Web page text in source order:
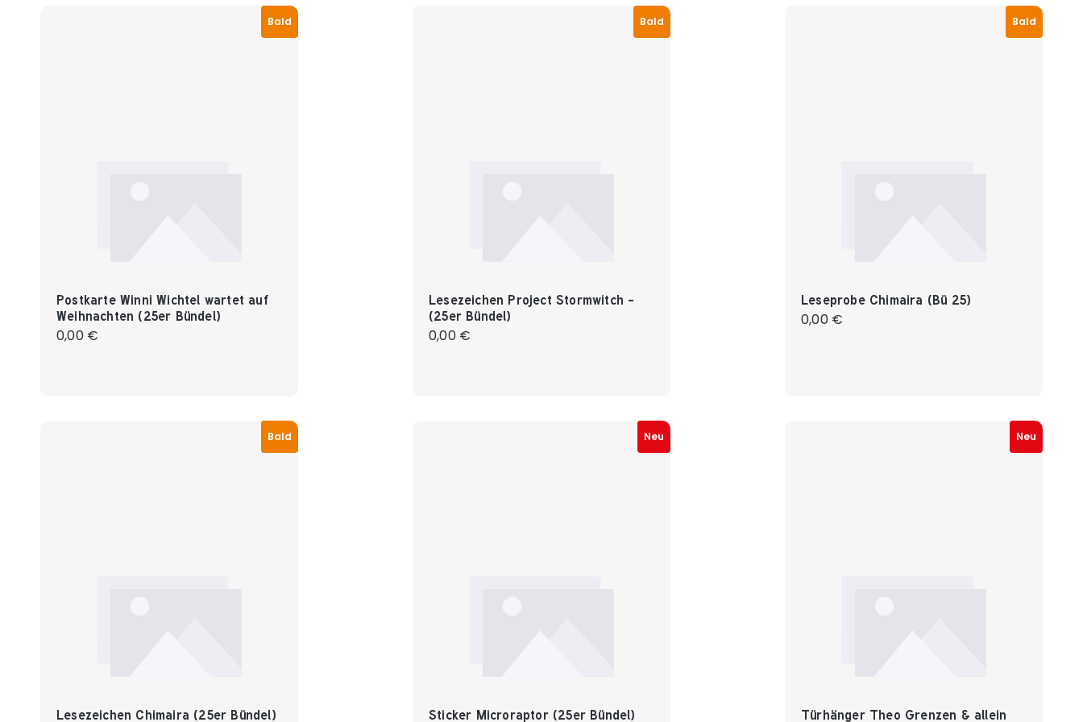
Bald
Postkarte Winni Wichtel wartet auf
Weihnachten (25er Bündel)
Regulärer Preis:
0,00 €
Bald
Lesezeichen Project Stormwitch -
(25er Bündel)
Regulärer Preis:
0,00 €
Bald
Leseprobe Chimaira (Bü 25)
Regulärer Preis:
0,00 €
Bald
Lesezeichen Chimaira (25er Bündel)
Neu
Sticker Microraptor (25er Bündel)
Neu
Türhänger Theo Grenzen & allein